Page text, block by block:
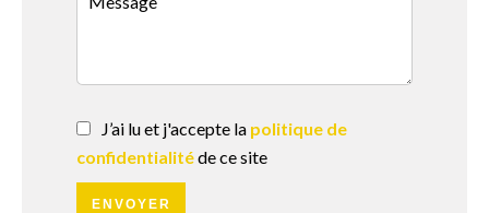
J’ai lu et j'accepte la politique de
confidentialitéde ce site
ENVOYER